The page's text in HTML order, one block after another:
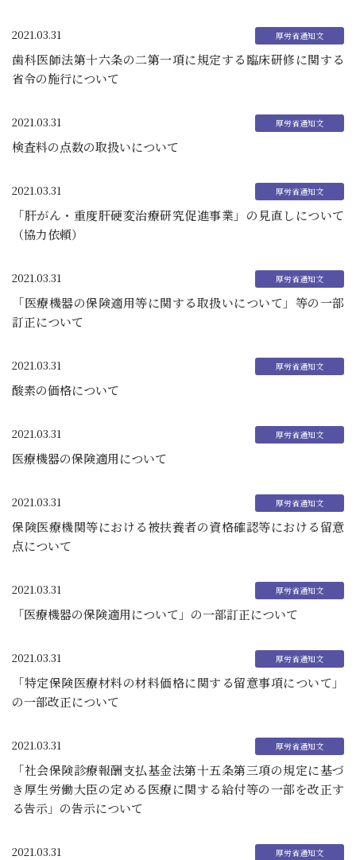
2021.03.31
歯科医師法第十六条の二第一項に規定する臨床研修に関する
省令の施行について
2021.03.31
検査料の点数の取扱いについて
2021.03.31
「肝がん・重度肝硬変治療研究促進事業」の見直しについて
（協力依頼）
2021.03.31
「医療機器の保険適用等に関する取扱いについて」等の一部
訂正について
2021.03.31
酸素の価格について
2021.03.31
医療機器の保険適用について
2021.03.31
保険医療機関等における被扶養者の資格確認等における留意
点について
2021.03.31
「医療機器の保険適用について」の一部訂正について
2021.03.31
「特定保険医療材料の材料価格に関する留意事項について」
の一部改正について
2021.03.31
「社会保険診療報酬支払基金法第十五条第三項の規定に基づ
き厚生労働大臣の定める医療に関する給付等の一部を改正す
る告示」の告示について
2021.03.31